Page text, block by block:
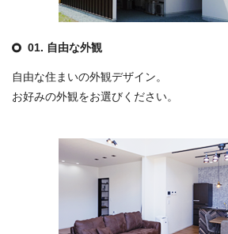
01. 自由な外観
自由な住まいの外観デザイン。
お好みの外観をお選びください。